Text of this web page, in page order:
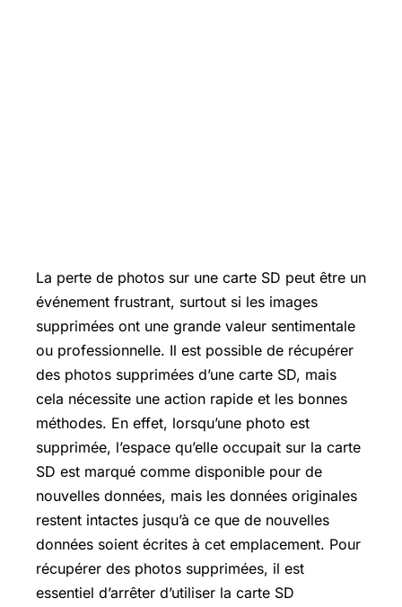
La perte de photos sur une carte SD peut être un
événement frustrant, surtout si les images
supprimées ont une grande valeur sentimentale
ou professionnelle. Il est possible de récupérer
des photos supprimées d’une carte SD, mais
cela nécessite une action rapide et les bonnes
méthodes. En effet, lorsqu’une photo est
supprimée, l’espace qu’elle occupait sur la carte
SD est marqué comme disponible pour de
nouvelles données, mais les données originales
restent intactes jusqu’à ce que de nouvelles
données soient écrites à cet emplacement. Pour
récupérer des photos supprimées, il est
essentiel d’arrêter d’utiliser la carte SD